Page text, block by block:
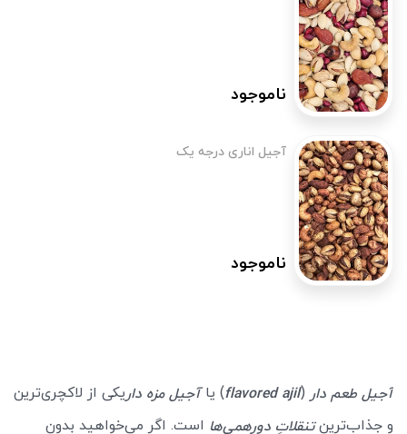
ناموجود
آجیل اناری درجه یک
ناموجود
آجیل طعم دار (
flavored ajil) یاآجیل مزه داریکی از لاکچری‌ترین
و جذاب‌ترینتنقلاتِ دورهمی‌ها است. اگر می‌خواهید بدون